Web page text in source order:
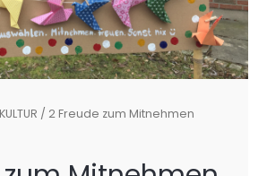
/ 2 Freude zum Mitnehmen